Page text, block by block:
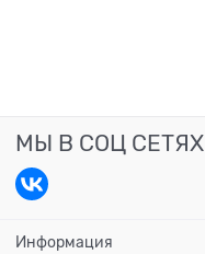
МЫ В СОЦ СЕТЯХ
Информация